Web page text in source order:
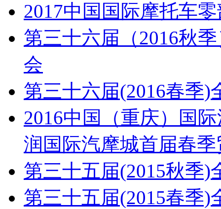
2017中国国际摩托车
第三十六届（2016秋
会
第三十六届(2016春季
2016中国（重庆）国
润国际汽摩城首届春
第三十五届(2015秋季
第三十五届(2015春季